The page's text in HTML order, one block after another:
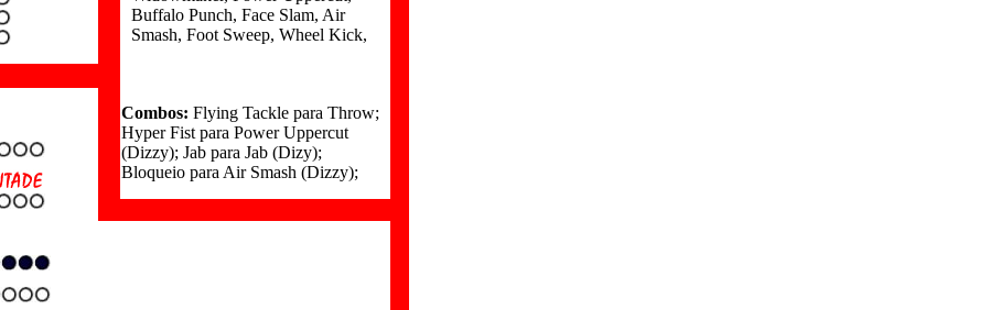
Buffalo Punch, Face Slam, Air
Smash, Foot Sweep, Wheel Kick,
Combos: Flying Tackle para Throw;
Hyper Fist para Power Uppercut
(Dizzy); Jab para Jab (Dizy);
Bloqueio para Air Smash (Dizzy);